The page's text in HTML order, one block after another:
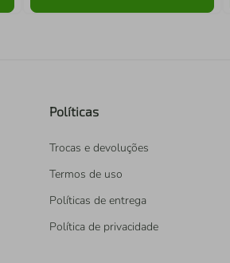
Políticas
Trocas e devoluções
Termos de uso
Políticas de entrega
Política de privacidade